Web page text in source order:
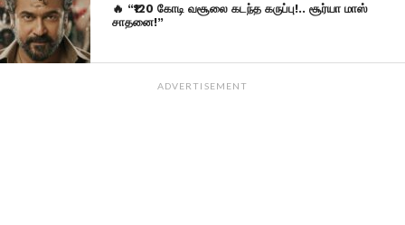
🔥 “₹120 கோடி வசூலை கடந்த கருப்பு!.. சூர்யா மாஸ்
சாதனை!”
ADVERTISEMENT